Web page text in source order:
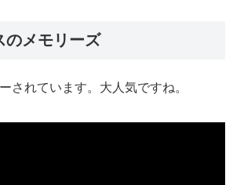
メモリーズ
されています。大人気ですね。